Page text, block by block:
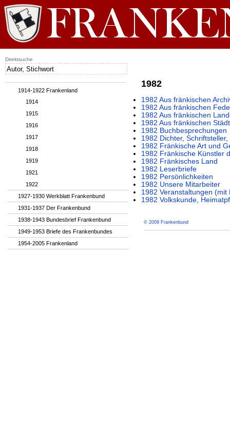
1982
1982 Aus fränkischen
1982 Aus fränkischen
1982 Aus fränkischen
1982 Aus fränkischen
1982 Buchbesprechungen
1982 Dichter,
1982 Fränkische Art und
1982 Fränkische Künstler
1982 Fränkisches Land
1982 Leserbriefe
1982 Persönlichkeiten
1982 Unsere Mitarbeiter
1982 Veranstaltungen
1982 Volkskunde,
© 2009 Frankenbund
1914-1922 Frankenland
1914
1915
1916
1917
1918
1919
1921
1922
1927-1930 Werkblatt Frankenbund
1931-1937 Der Frankenbund
1938-1943 Bundesbrief Frankenbund
1949-1953 Briefe des Frankenbundes
1954-2005 Frankenland
Direktsuche